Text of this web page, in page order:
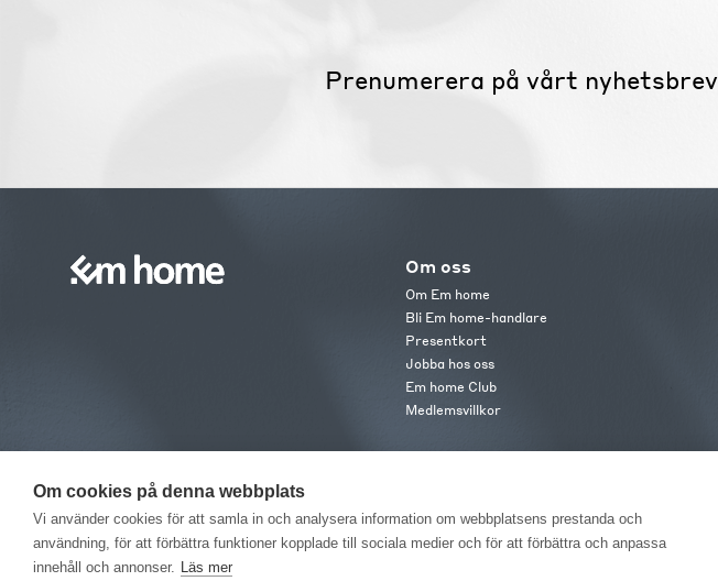
Prenumerera på vårt nyhetsbrev
Om oss
Om Em home
Bli Em home-handlare
Presentkort
Jobba hos oss
Em home Club
Medlemsvillkor
Om cookies på denna webbplats
Vi använder cookies för att samla in och analysera information om webbplatsens prestanda och
användning, för att förbättra funktioner kopplade till sociala medier och för att förbättra och anpassa
innehåll och annonser. Läs mer